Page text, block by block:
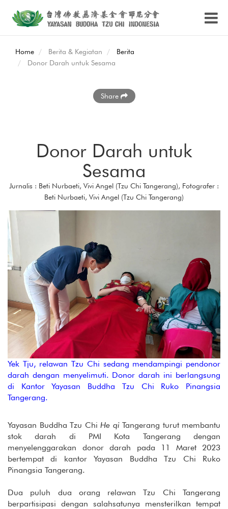
Home Berita & Kegiatan
Berita
Donor Darah untuk Sesama
Share
Donor Darah untuk
Sesama
Jurnalis : Beti Nurbaeti, Vivi Angel (Tzu Chi Tangerang), Fotografer :
Beti Nurbaeti, Vivi Angel (Tzu Chi Tangerang)
Yek Tju, relawan Tzu Chi sedang mendampingi pendonor
darah dengan menyelimuti. Donor darah ini berlangsung
di Kantor Yayasan Buddha Tzu Chi Ruko Pinangsia
Tangerang.
Yayasan Buddha Tzu Chi He qiTangerang turut membantu
stok darah di PMI Kota Tangerang dengan
menyelenggarakan donor darah pada 11 Maret 2023
bertempat di kantor Yayasan Buddha Tzu Chi Ruko
Pinangsia Tangerang.
Dua puluh dua orang relawan Tzu Chi Tangerang
berpartisipasi dengan salahsatunya mensterilkan tempat